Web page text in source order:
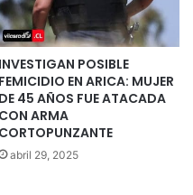
INVESTIGAN POSIBLE
FEMICIDIO EN ARICA: MUJER
DE 45 AÑOS FUE ATACADA
CON ARMA
CORTOPUNZANTE
abril 29, 2025